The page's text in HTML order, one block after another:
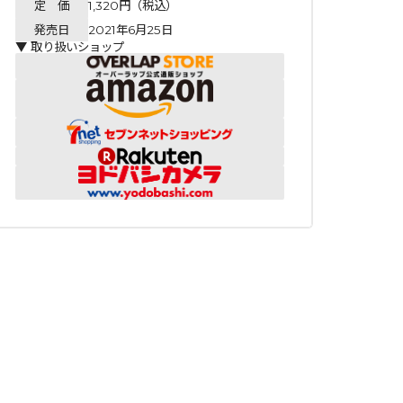
定 価
1,320円（税込）
発売日
2021年6月25日
▼ 取り扱いショップ